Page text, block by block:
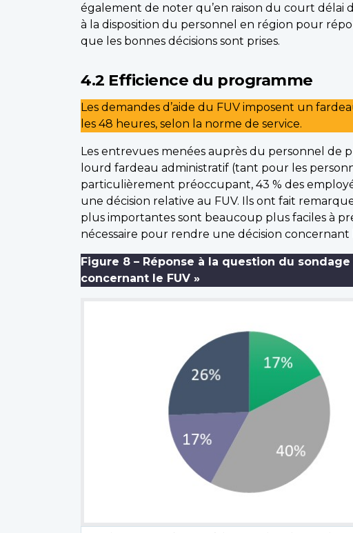
également de noter qu’en raison du court délai
à la disposition du personnel en région pour
que les bonnes décisions sont prises.
4.2 Efficience du programme
Les demandes d’aide du FUV imposent un
les 48 heures, selon la norme de service.
Les entrevues menées auprès du personnel de
lourd fardeau administratif (tant pour les
particulièrement préoccupant, 43 % des
une décision relative au FUV. Ils ont fait
plus importantes sont beaucoup plus faciles à
nécessaire pour rendre une décision concernant
Figure 8 – Réponse à la question du
concernant le FUV »